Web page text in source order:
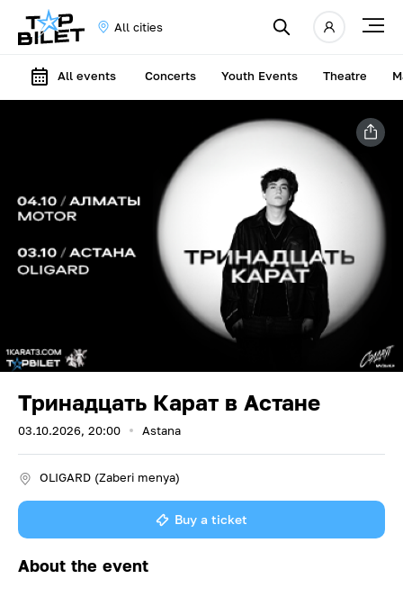
All cities
All events Concerts Youth Events Theatre
Тринадцать Карат в Астане
03.10.2026, 20:00 Astana
OLIGARD (Zaberi menya)
Buy a ticket
About the event